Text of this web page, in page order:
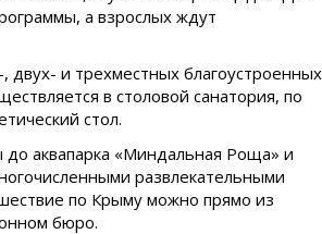
а взрослых ждут
и трехместных благоустроенных
в столовой санатория, по
стол.
аквапарка «Миндальная Роща» и
развлекательными
по Крыму можно прямо из
бюро.